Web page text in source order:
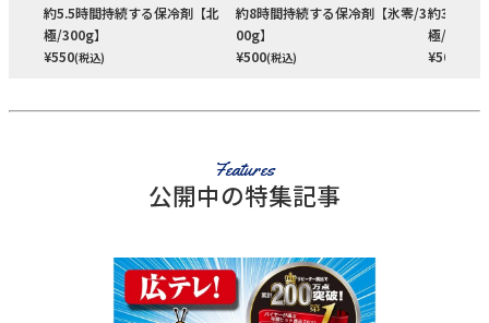
約5.5時間持続する保冷剤【北
極/300g】
¥550(税込)
約8時間持続する保冷剤【氷零/3
00g】
¥500(税込)
約3.5時
極/150g
¥500
Features
公開中の特集記事